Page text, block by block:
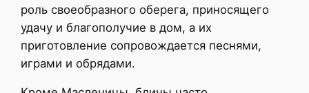
роль своеобразного оберега, приносящего
удачу и благополучие в дом, а их
приготовление сопровождается песнями,
играми и обрядами.